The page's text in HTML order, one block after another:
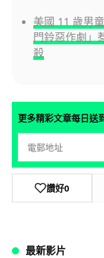
美國 11 歲男
門鈴惡作劇」
殺
更多精彩文章每日送
讚好0
最新影片